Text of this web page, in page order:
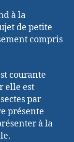
à la
de petite
compris
courante
elle est
par
présente
à la